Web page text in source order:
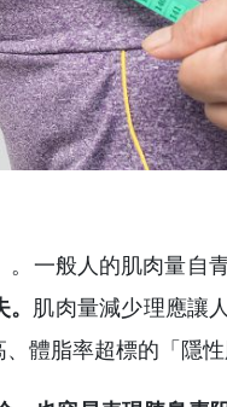
。一般人的肌肉量自
肌肉量減少理應讓
體脂率超標的「隱性